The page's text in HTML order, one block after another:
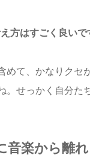
方はすごく良いで
て、かなりクセ
。せっかく自分た
音楽から離